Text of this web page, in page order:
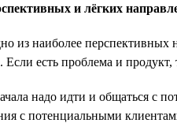
и лёгких
из наиболее перспективных
есть проблема и
надо идти и общаться с
с потенциальными